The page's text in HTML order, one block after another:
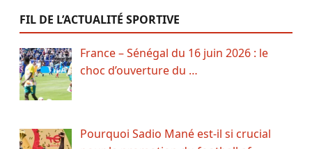
FIL DE L’ACTUALITÉ SPORTIVE
France – Sénégal du 16 juin 2026 : le
choc d’ouverture du …
Pourquoi Sadio Mané est-il si crucial